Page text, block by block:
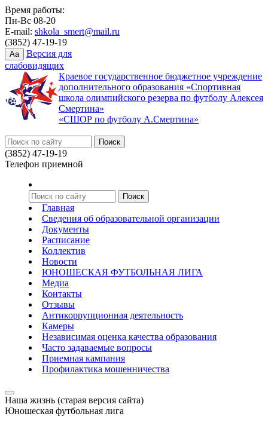
Время работы:
Пн-Вс 08-20
E-mail: shkola_smert@mail.ru
(3852) 47-19-19
Aa
Версия для
слабовидящих
Краевое государственное бюджетное учреждение
дополнительного образования «Спортивная
школа олимпийского резерва по футболу Алексея
Смертина»
«СШОР по футболу А.Смертина»
(3852) 47-19-19
Телефон приемной
Главная
Сведения об образовательной организации
Документы
Расписание
Коллектив
Новости
ЮНОШЕСКАЯ ФУТБОЛЬНАЯ ЛИГА
Медиа
Контакты
Отзывы
Антикоррупционная деятельность
Камеры
Независимая оценка качества образования
Часто задаваемые вопросы
Приемная кампания
Профилактика мошенничества
Наша жизнь (старая версия сайта)
Юношеская футбольная лига